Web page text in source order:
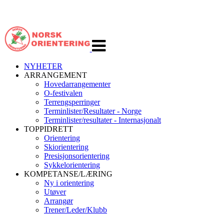
navigasjon
NYHETER
ARRANGEMENT
Hovedarrangementer
O-festivalen
Terrengsperringer
Terminlister/Resultater - Norge
Terminlister/resultater - Internasjonalt
TOPPIDRETT
Orientering
Skiorientering
Presisjonsorientering
Sykkelorientering
KOMPETANSE/LÆRING
Ny i orientering
Utøver
Arrangør
Trener/Leder/Klubb